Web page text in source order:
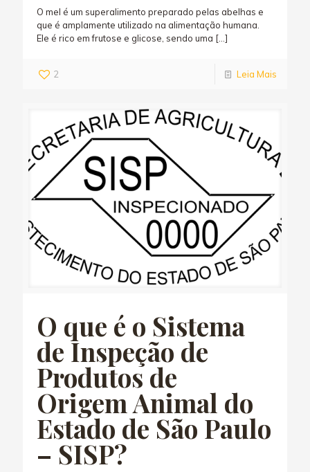
O mel é um superalimento preparado pelas abelhas e
que é amplamente utilizado na alimentação humana.
Ele é rico em frutose e glicose, sendo uma […]
2 Leia Mais
O que é o Sistema
de Inspeção de
Produtos de
Origem Animal do
Estado de São Paulo
– SISP?